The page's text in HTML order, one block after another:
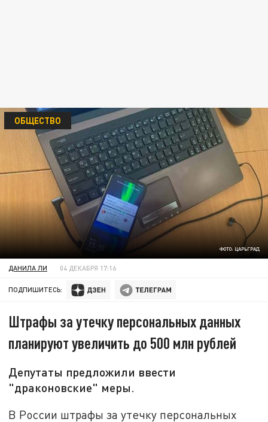
ФОТО: ЦАРЬГРАД
ОБЩЕСТВО
ДАНИЛА ЛИ 04 ДЕКАБРЯ 17:16
ПОДПИШИТЕСЬ:
Штрафы за утечку персональных данных
планируют увеличить до 500 млн рублей
Депутаты предложили ввести
"драконовские" меры.
В России штрафы за утечку персональных